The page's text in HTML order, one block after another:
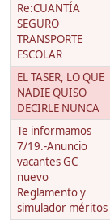
Re:CUANTÍA
SEGURO
TRANSPORTE
ESCOLAR
EL TASER, LO QUE
NADIE QUISO
DECIRLE NUNCA
Te informamos
7/19.-Anuncio
vacantes GC
nuevo
Reglamento y
simulador méritos